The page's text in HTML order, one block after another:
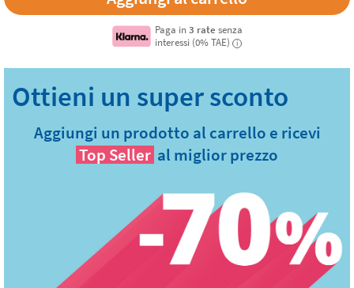
Paga in 3 rate senza
interessi (0% TAE)
i
Aggiungi un prodotto al carrello e ricevi
Top Seller al miglior prezzo